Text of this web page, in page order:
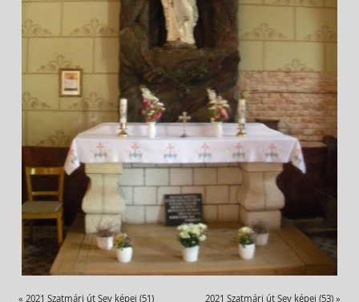
« 2021 Szatmári út Sey képei (51) 2021 Szatmári út Sey képei (53) »